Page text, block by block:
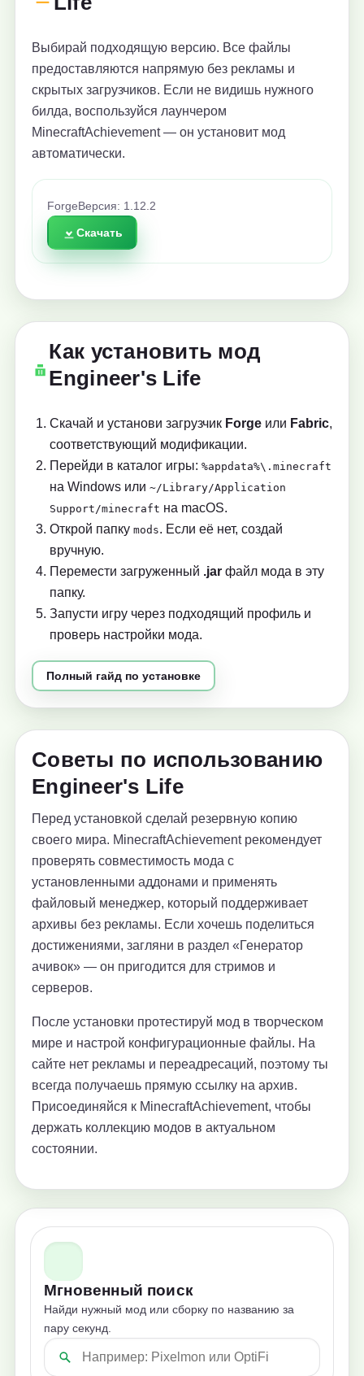
Выбирай подходящую версию. Все файлы
предоставляются напрямую без рекламы и
скрытых загрузчиков. Если не видишь нужного
билда, воспользуйся лаунчером
MinecraftAchievement — он установит мод
автоматически.
Forge Версия: 1.12.2
Скачать
Как установить мод
Engineer's Life
Скачай и установи загрузчик Forge или Fabric,
соответствующий модификации.
Перейди в каталог игры: %appdata%\.minecraft
на Windows или ~/Library/Application
Support/minecraft на macOS.
Открой папку mods. Если её нет, создай
вручную.
Перемести загруженный .jar файл мода в эту
папку.
Запусти игру через подходящий профиль и
проверь настройки мода.
Полный гайд по установке
Советы по использованию
Engineer's Life
Перед установкой сделай резервную копию
своего мира. MinecraftAchievement рекомендует
проверять совместимость мода с
установленными аддонами и применять
файловый менеджер, который поддерживает
архивы без рекламы. Если хочешь поделиться
достижениями, загляни в раздел «Генератор
ачивок» — он пригодится для стримов и
серверов.
После установки протестируй мод в творческом
мире и настрой конфигурационные файлы. На
сайте нет рекламы и переадресаций, поэтому ты
всегда получаешь прямую ссылку на архив.
Присоединяйся к MinecraftAchievement, чтобы
держать коллекцию модов в актуальном
состоянии.
Мгновенный поиск
Найди нужный мод или сборку по названию за
пару секунд.